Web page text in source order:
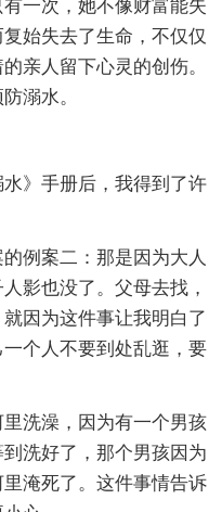
一次，她不像财富能失
始失去了生命，不仅仅
亲人留下心灵的创伤。
溺水。
》手册后，我得到了许
例案二：那是因为大人
影也没了。父母去找，
因为这件事让我明白了
个人不要到处乱逛，要
洗澡，因为有一个男孩
洗好了，那个男孩因为
淹死了。这件事情告诉